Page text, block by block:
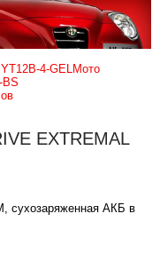
4-GEL
Мото
BS
EXTREMAL
сухозаряженная АКБ в